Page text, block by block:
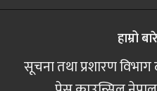
हाम्रो
सूचना तथा प्रशारण विभाग